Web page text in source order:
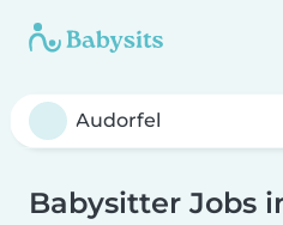
Babysitter Jobs